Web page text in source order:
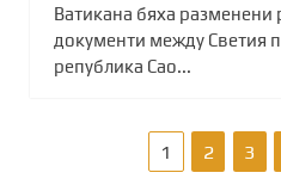
Ватикана бяха
документи между Светия
република Сао...
1 2 3